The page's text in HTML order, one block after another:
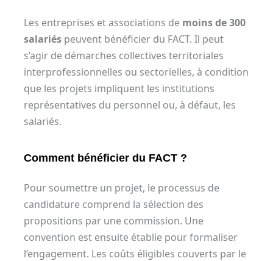
Les entreprises et associations demoins de 300
salariéspeuvent bénéficier du FACT. Il peut
s’agir de démarches collectives territoriales
interprofessionnelles ou sectorielles, à condition
que les projets impliquent les institutions
représentatives du personnel ou, à défaut, les
salariés.
Comment bénéficier du FACT ?
Pour soumettre un projet, le processus de
candidature comprend la sélection des
propositions par une commission. Une
convention est ensuite établie pour formaliser
l’engagement. Les coûts éligibles couverts par le